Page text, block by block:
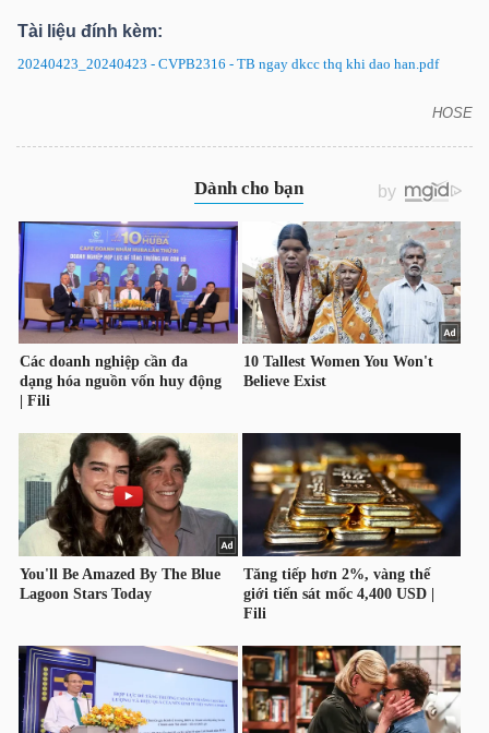
Tài liệu đính kèm:
20240423_20240423 - CVPB2316 - TB ngay dkcc thq khi dao han.pdf
HOSE
SẢN
HÀNG
HÓA
KINH
TẾ
THẾ
ĐÔNG
DƯƠNG